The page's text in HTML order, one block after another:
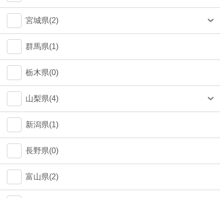
世田谷区(7)
台東区(5)
宮城県(2)
仙台市(2)
群馬県(1)
栃木県(0)
山梨県(4)
甲府市(4)
新潟県(1)
長野県(0)
富山県(2)